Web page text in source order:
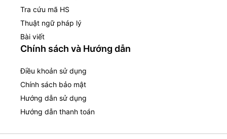
Tra cứu mã HS
Thuật ngữ pháp lý
Bài viết
Chính sách và Hướng dẫn
Điều khoản sử dụng
Chính sách bảo mật
Hướng dẫn sử dụng
Hướng dẫn thanh toán